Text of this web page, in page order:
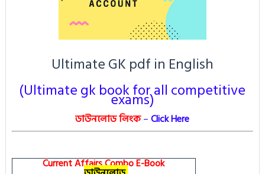
Ultimate GK pdf in English
(Ultimate gk book for all competitive
exams)
ডাউনলোড লিংক–Click Here
Current Affairs Combo E-Book